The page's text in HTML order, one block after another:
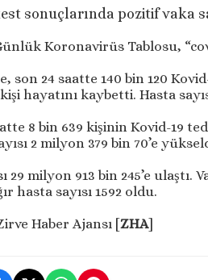
sonuçlarında pozitif vaka
Koronavirüs Tablosu,
son 24 saatte 140 bin 120
kişi hayatını kaybetti. Hasta
8 bin 639 kişinin Kovid-19
2 milyon 379 bin 70’e
29 milyon 913 bin 245’e ulaştı.
hasta sayısı 1592 oldu.
Haber Ajansı [ ZHA]